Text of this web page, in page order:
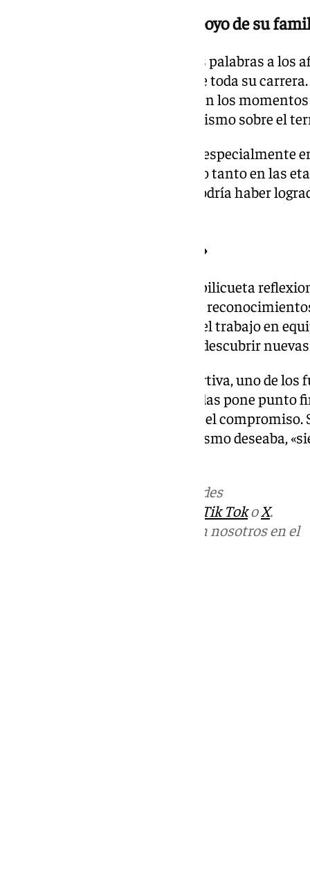
El cariño de la afición y el apoyo de su
El defensa también dedicó unas palabras a los
considera fundamental durante toda su
apoyo recibido, especialmente en los
siempre a dar «lo mejor» de sí mismo sobre el
Asimismo, reservó un mensaje especialmente
agradeció haber estado a su lado tanto en las
momentos más difíciles. «No podría haber
«El fútbol me ha dado tanto»
En la parte final de su carta, Azpilicueta
deporte más allá de los títulos y
fútbol le enseñó valores como «el trabajo en
respeto», además de permitirle descubrir
Con el cierre de su carrera deportiva, uno de
respetados de las últimas décadas pone
por la regularidad, el liderazgo y el
un jugador que, tal y como él mismo deseaba,
en las redes
Tik TokoX.
Puedes ponerte en contacto con nosotros en el